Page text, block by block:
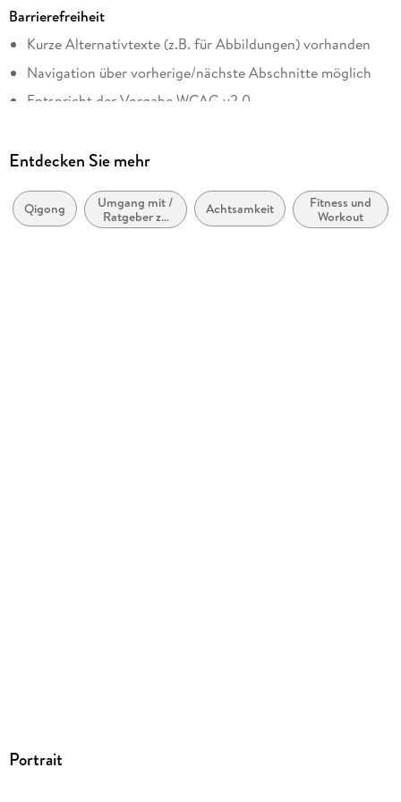
Reihe
Körper & Seele - Lust zum Üben (GU)
Autor/Autorin
Wilhelm Mertens, Helmut Oberlack
Gräfe und Unzer eBook
mit Wasserzeichen versehen
Produktart
Barrierefreiheit
Kurze Alternativtexte (z.B. für Abbildungen) vorhanden
Navigation über vorherige/nächste Abschnitte möglich
Entspricht der Vorgabe WCAG v2.0
Entdecken Sie mehr
Qigong
Umgang mit /
Ratgeber zu
Stress
Achtsamkeit
Fitness und
Workout
Portrait